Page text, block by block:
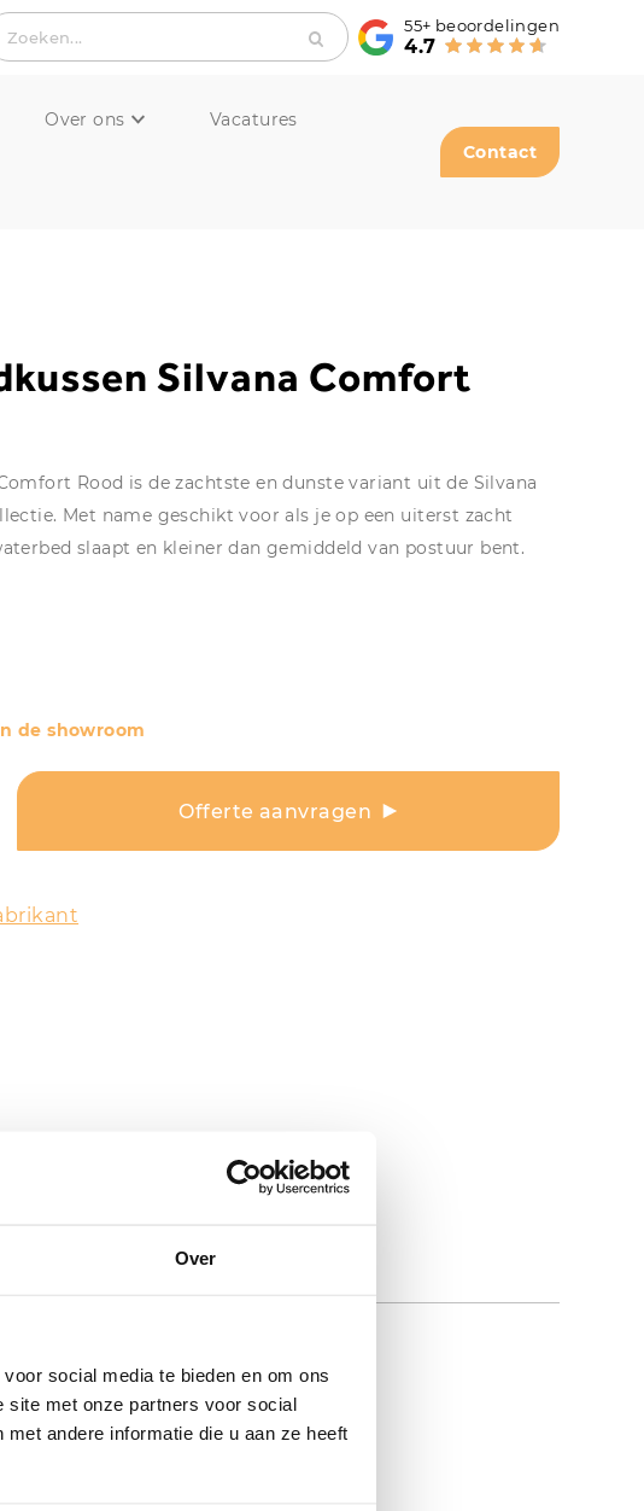
Over
social media te bieden en om ons
site met onze partners voor social
andere informatie die u aan ze heeft
Zoeken...
55+ beoordelingen
4.7
Over ons Vacatures
Contact
Silvana Comfort
Rood is de zachtste en dunste variant uit de Silvana
Met name geschikt voor als je op een uiterst zacht
slaapt en kleiner dan gemiddeld van postuur bent.
de showroom
Offerte aanvragen